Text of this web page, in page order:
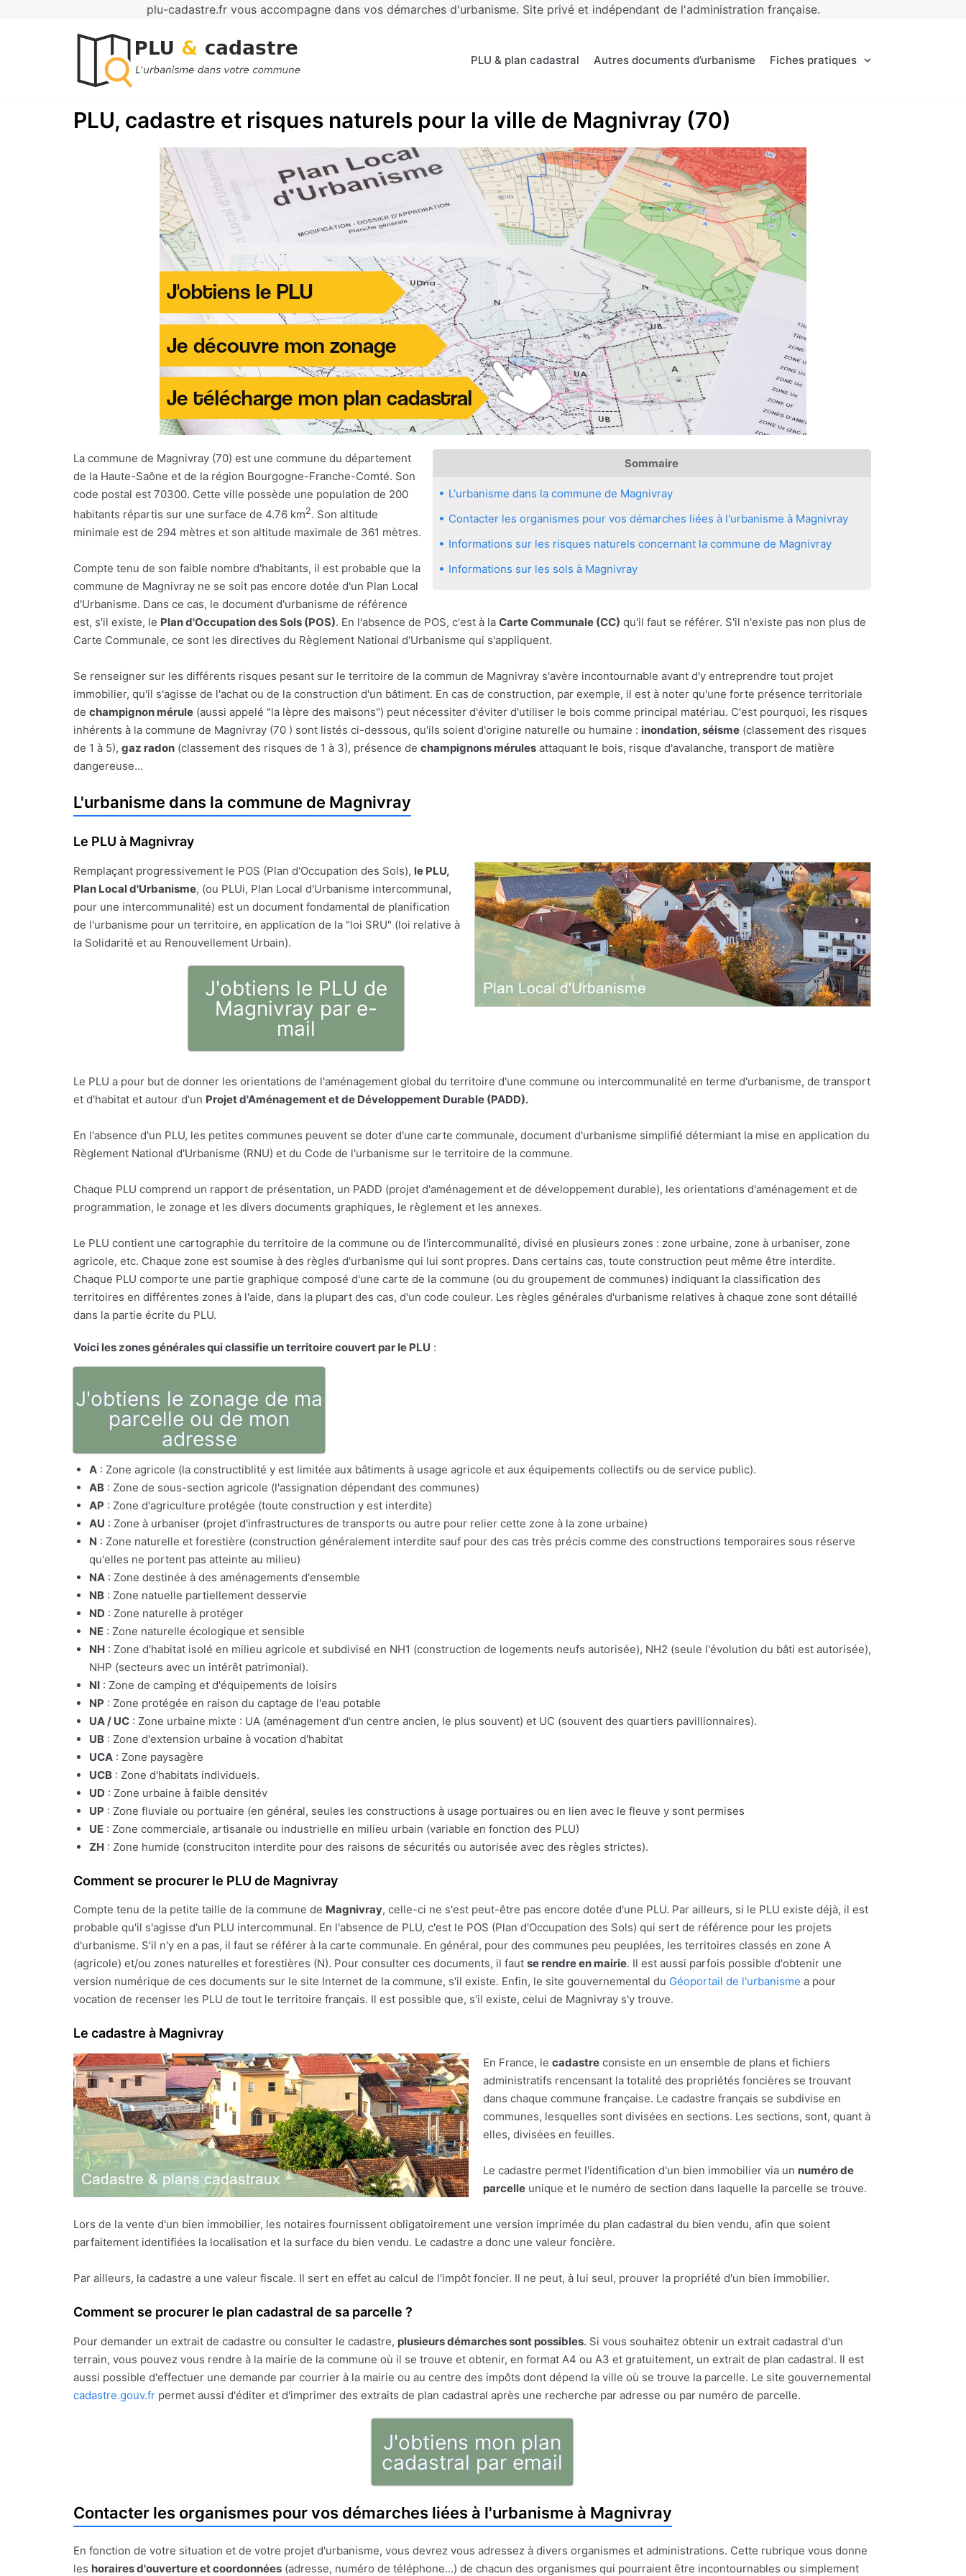
plu-cadastre.fr vous accompagne dans vos démarches d'urbanisme. Site privé et indépendant de l'administration française.
PLU & plan cadastral Autres documents d’urbanisme Fiches pratiques
PLU, cadastre et risques naturels pour la ville de Magnivray (70)
Sommaire
L'urbanisme dans la commune de Magnivray
Contacter les organismes pour vos démarches liées à l'urbanisme à Magnivray
Informations sur les risques naturels concernant la commune de Magnivray
Informations sur les sols à Magnivray
La commune de Magnivray (70) est une commune du département
de la Haute-Saône et de la région Bourgogne-Franche-Comté. Son
code postal est 70300. Cette ville possède une population de 200
habitants répartis sur une surface de 4.76 km2. Son altitude
minimale est de 294 mètres et son altitude maximale de 361 mètres.
Compte tenu de son faible nombre d'habitants, il est probable que la
commune de Magnivray ne se soit pas encore dotée d'un Plan Local
d'Urbanisme. Dans ce cas, le document d'urbanisme de référence
est, s'il existe, le Plan d'Occupation des Sols (POS). En l'absence de POS, c'est à la Carte Communale (CC) qu'il faut se référer. S'il n'existe pas non plus de
Carte Communale, ce sont les directives du Règlement National d'Urbanisme qui s'appliquent.
Se renseigner sur les différents risques pesant sur le territoire de la commun de Magnivray s'avère incontournable avant d'y entreprendre tout projet
immobilier, qu'il s'agisse de l'achat ou de la construction d'un bâtiment. En cas de construction, par exemple, il est à noter qu'une forte présence territoriale
de champignon mérule (aussi appelé "la lèpre des maisons") peut nécessiter d'éviter d'utiliser le bois comme principal matériau. C'est pourquoi, les risques
inhérents à la commune de Magnivray (70 ) sont listés ci-dessous, qu'ils soient d'origine naturelle ou humaine : inondation, séisme (classement des risques
de 1 à 5), gaz radon (classement des risques de 1 à 3), présence de champignons mérules attaquant le bois, risque d'avalanche, transport de matière
dangereuse...
L'urbanisme dans la commune de Magnivray
Le PLU à Magnivray
Remplaçant progressivement le POS (Plan d'Occupation des Sols), le PLU,
Plan Local d'Urbanisme, (ou PLUi, Plan Local d'Urbanisme intercommunal,
pour une intercommunalité) est un document fondamental de planification
de l'urbanisme pour un territoire, en application de la "loi SRU" (loi relative à
la Solidarité et au Renouvellement Urbain).
J'obtiens le PLU de
Magnivray par e-
mail
Le PLU a pour but de donner les orientations de l'aménagement global du territoire d'une commune ou intercommunalité en terme d'urbanisme, de transport
et d'habitat et autour d'un Projet d'Aménagement et de Développement Durable (PADD).
En l'absence d'un PLU, les petites communes peuvent se doter d'une carte communale, document d'urbanisme simplifié détermiant la mise en application du
Règlement National d'Urbanisme (RNU) et du Code de l'urbanisme sur le territoire de la commune.
Chaque PLU comprend un rapport de présentation, un PADD (projet d'aménagement et de développement durable), les orientations d'aménagement et de
programmation, le zonage et les divers documents graphiques, le règlement et les annexes.
Le PLU contient une cartographie du territoire de la commune ou de l'intercommunalité, divisé en plusieurs zones : zone urbaine, zone à urbaniser, zone
agricole, etc. Chaque zone est soumise à des règles d'urbanisme qui lui sont propres. Dans certains cas, toute construction peut même être interdite.
Chaque PLU comporte une partie graphique composé d'une carte de la commune (ou du groupement de communes) indiquant la classification des
territoires en différentes zones à l'aide, dans la plupart des cas, d'un code couleur. Les règles générales d'urbanisme relatives à chaque zone sont détaillé
dans la partie écrite du PLU.
Voici les zones générales qui classifie un territoire couvert par le PLU :
J'obtiens le zonage de ma
parcelle ou de mon
adresse
A : Zone agricole (la constructiblité y est limitée aux bâtiments à usage agricole et aux équipements collectifs ou de service public).
AB : Zone de sous-section agricole (l'assignation dépendant des communes)
AP : Zone d'agriculture protégée (toute construction y est interdite)
AU : Zone à urbaniser (projet d'infrastructures de transports ou autre pour relier cette zone à la zone urbaine)
N : Zone naturelle et forestière (construction généralement interdite sauf pour des cas très précis comme des constructions temporaires sous réserve
qu'elles ne portent pas atteinte au milieu)
NA : Zone destinée à des aménagements d'ensemble
NB : Zone natuelle partiellement desservie
ND : Zone naturelle à protéger
NE : Zone naturelle écologique et sensible
NH : Zone d'habitat isolé en milieu agricole et subdivisé en NH1 (construction de logements neufs autorisée), NH2 (seule l'évolution du bâti est autorisée),
NHP (secteurs avec un intérêt patrimonial).
NI : Zone de camping et d'équipements de loisirs
NP : Zone protégée en raison du captage de l'eau potable
UA / UC : Zone urbaine mixte : UA (aménagement d'un centre ancien, le plus souvent) et UC (souvent des quartiers pavillionnaires).
UB : Zone d'extension urbaine à vocation d'habitat
UCA : Zone paysagère
UCB : Zone d'habitats individuels.
UD : Zone urbaine à faible densitév
UP : Zone fluviale ou portuaire (en général, seules les constructions à usage portuaires ou en lien avec le fleuve y sont permises
UE : Zone commerciale, artisanale ou industrielle en milieu urbain (variable en fonction des PLU)
ZH : Zone humide (construciton interdite pour des raisons de sécurités ou autorisée avec des règles strictes).
Comment se procurer le PLU de Magnivray
Compte tenu de la petite taille de la commune de Magnivray, celle-ci ne s'est peut-être pas encore dotée d'une PLU. Par ailleurs, si le PLU existe déjà, il est
probable qu'il s'agisse d'un PLU intercommunal. En l'absence de PLU, c'est le POS (Plan d'Occupation des Sols) qui sert de référence pour les projets
d'urbanisme. S'il n'y en a pas, il faut se référer à la carte communale. En général, pour des communes peu peuplées, les territoires classés en zone A
(agricole) et/ou zones naturelles et forestières (N). Pour consulter ces documents, il faut se rendre en mairie. Il est aussi parfois possible d'obtenir une
version numérique de ces documents sur le site Internet de la commune, s'il existe. Enfin, le site gouvernemental du Géoportail de l'urbanisme a pour
vocation de recenser les PLU de tout le territoire français. Il est possible que, s'il existe, celui de Magnivray s'y trouve.
Le cadastre à Magnivray
En France, le cadastre consiste en un ensemble de plans et fichiers
administratifs rencensant la totalité des propriétés foncières se trouvant
dans chaque commune française. Le cadastre français se subdivise en
communes, lesquelles sont divisées en sections. Les sections, sont, quant à
elles, divisées en feuilles.
Le cadastre permet l'identification d'un bien immobilier via un numéro de
parcelle unique et le numéro de section dans laquelle la parcelle se trouve.
Lors de la vente d'un bien immobilier, les notaires fournissent obligatoirement une version imprimée du plan cadastral du bien vendu, afin que soient
parfaitement identifiées la localisation et la surface du bien vendu. Le cadastre a donc une valeur foncière.
Par ailleurs, la cadastre a une valeur fiscale. Il sert en effet au calcul de l'impôt foncier. Il ne peut, à lui seul, prouver la propriété d'un bien immobilier.
Comment se procurer le plan cadastral de sa parcelle ?
Pour demander un extrait de cadastre ou consulter le cadastre, plusieurs démarches sont possibles. Si vous souhaitez obtenir un extrait cadastral d'un
terrain, vous pouvez vous rendre à la mairie de la commune où il se trouve et obtenir, en format A4 ou A3 et gratuitement, un extrait de plan cadastral. Il est
aussi possible d'effectuer une demande par courrier à la mairie ou au centre des impôts dont dépend la ville où se trouve la parcelle. Le site gouvernemental
cadastre.gouv.fr permet aussi d'éditer et d'imprimer des extraits de plan cadastral après une recherche par adresse ou par numéro de parcelle.
J'obtiens mon plan
cadastral par email
Contacter les organismes pour vos démarches liées à l'urbanisme à Magnivray
En fonction de votre situation et de votre projet d'urbanisme, vous devrez vous adressez à divers organismes et administrations. Cette rubrique vous donne
les horaires d'ouverture et coordonnées (adresse, numéro de téléphone...) de chacun des organismes qui pourraient être incontournables ou simplement